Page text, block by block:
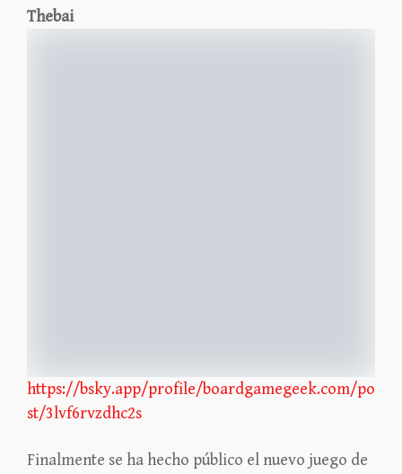
Thebai
https://bsky.app/profile/boardgamegeek.com/po
st/3lvf6rvzdhc2s
Finalmente se ha hecho público el nuevo juego de